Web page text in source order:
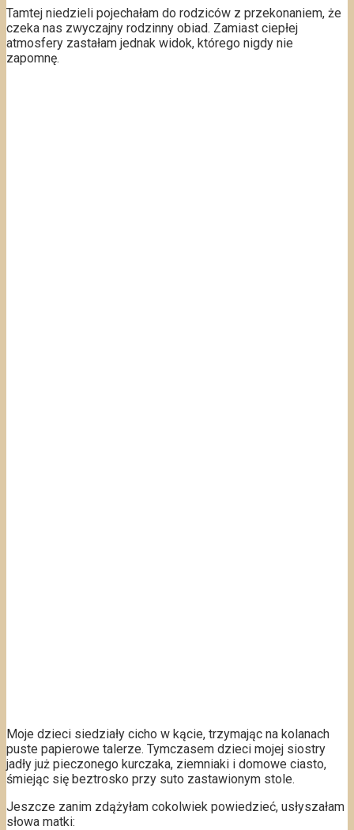
Tamtej niedzieli pojechałam do rodziców z przekonaniem, że
czeka nas zwyczajny rodzinny obiad. Zamiast ciepłej
atmosfery zastałam jednak widok, którego nigdy nie
zapomnę.
Moje dzieci siedziały cicho w kącie, trzymając na kolanach
puste papierowe talerze. Tymczasem dzieci mojej siostry
jadły już pieczonego kurczaka, ziemniaki i domowe ciasto,
śmiejąc się beztrosko przy suto zastawionym stole.
Jeszcze zanim zdążyłam cokolwiek powiedzieć, usłyszałam
słowa matki: